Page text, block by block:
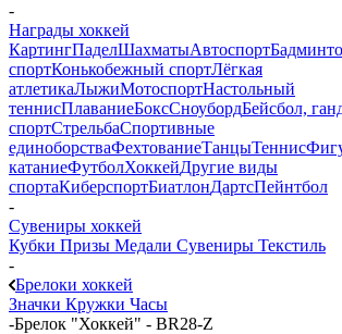
-
Награды хоккей
КартингПаделШахматыАвтоспорт
спортКонькобежный спортЛёгкая
атлетикаЛыжиМотоспортНастольный
теннисПлаваниеБоксСноубордБейсбол,
спортСтрельбаСпортивные
единоборстваФехтованиеТанцыТеннис
катаниеФутболХоккейДругие виды
спортаКиберспортБиатлонДартсПейнтбол
-
Сувениры хоккей
Кубки Призы Медали Сувениры Текстиль
-
Брелоки хоккей
Значки Кружки Часы
-Брелок "Хоккей" - BR28-Z